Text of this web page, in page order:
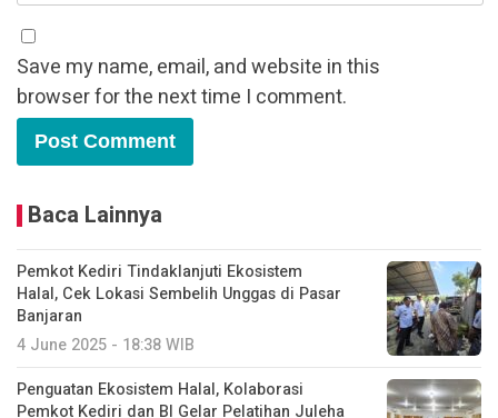
Save my name, email, and website in this
browser for the next time I comment.
Baca Lainnya
Pemkot Kediri Tindaklanjuti Ekosistem
Halal, Cek Lokasi Sembelih Unggas di Pasar
Banjaran
4 June 2025 - 18:38 WIB
Penguatan Ekosistem Halal, Kolaborasi
Pemkot Kediri dan BI Gelar Pelatihan Juleha